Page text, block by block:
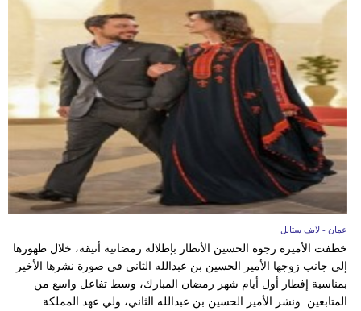
عمان - لايف ستايل
خطفت الأميرة رجوة الحسين الأنظار بإطلالة رمضانية أنيقة، خلال ظهورها
إلى جانب زوجها الأمير الحسين بن عبدالله الثاني في صورة نشرها الأخير
بمناسبة إفطار أول أيام شهر رمضان المبارك، وسط تفاعل واسع من
المتابعين. ونشر الأمير الحسين بن عبدالله الثاني، ولي عهد المملكة